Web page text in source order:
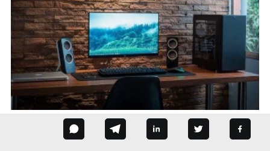
أرخص PC في العراق